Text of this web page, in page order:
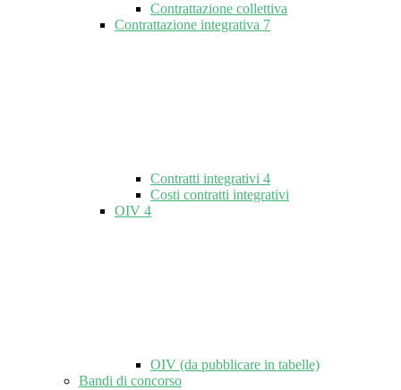
Contrattazione collettiva
Contrattazione integrativa 7
Contratti integrativi 4
Costi contratti integrativi
OIV 4
OIV (da pubblicare in tabelle)
Bandi di concorso